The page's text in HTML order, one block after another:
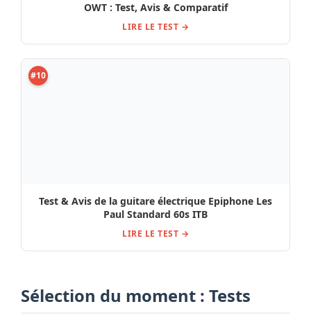
OWT : Test, Avis & Comparatif
LIRE LE TEST →
#10
Test & Avis de la guitare électrique Epiphone Les
Paul Standard 60s ITB
LIRE LE TEST →
Sélection du moment : Tests